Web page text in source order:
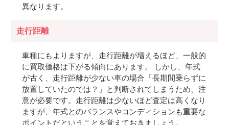
異なります。
走行距離
車種にもよりますが、走行距離が増えるほど、一般的
に買取価格は下がる傾向にあります。 しかし、年式
が古く、走行距離が少ない車の場合「長期間乗らずに
放置していたのでは？」と判断されてしまうため、注
意が必要です。走行距離は少ないほど査定は高くなり
ますが、年式とのバランスやコンディションも重要な
ポイントだということを覚えておきましょう。